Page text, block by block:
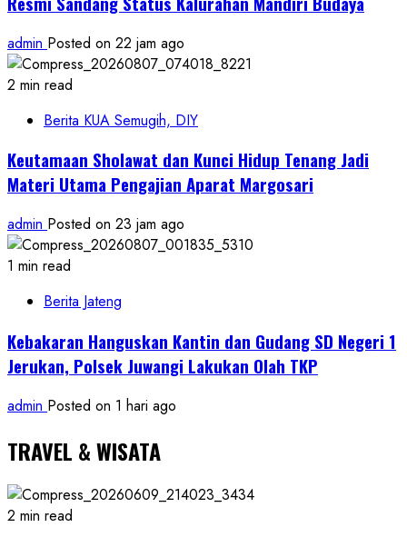
admin Posted on 22 jam ago
2 min read
Berita KUA Semugih, DIY
Keutamaan Sholawat dan Kunci Hidup Tenang Jadi
Materi Utama Pengajian Aparat Margosari
admin Posted on 23 jam ago
1 min read
Berita Jateng
Kebakaran Hanguskan Kantin dan Gudang SD Negeri 1
Jerukan, Polsek Juwangi Lakukan Olah TKP
admin Posted on 1 hari ago
TRAVEL & WISATA
2 min read